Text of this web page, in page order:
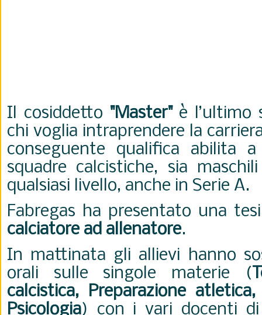
Il cosiddetto "Master"è l’ultimo
chi voglia intraprendere la
conseguente qualifica abilita
squadre calcistiche, sia
qualsiasi livello, anche in Serie A.
Fabregas ha presentato una
calciatore ad allenatore.
In mattinata gli allievi hanno
orali sulle singole materie (
calcistica, Preparazione
Psicologia) con i vari docenti